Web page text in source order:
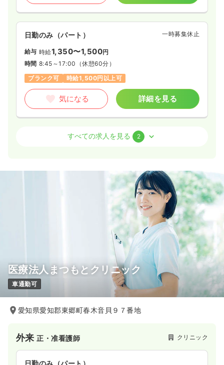
日勤のみ（パート） 一時募集休止
給与 時給1,350〜1,500円
時間 8:45～17:00 （休憩60分）
ブランク可
時給1,500円以上可
気になる 詳細を見る
介護・福祉系正・准看護師
賞与2回
月給29万円以上可
詳細を見る
日勤のみ（パート） 一時募集休止
給与 時給
時間 9:00～17:00（休憩60分）
ブランク可
時給1,500円以上可
気になる 詳細を見る
すべての求人を見る 2
医療法人まつもとクリニック
車通勤可
愛知県愛知郡東郷町春木音貝９７番地
外来正・准看護師 クリニック
日勤のみ（パート）